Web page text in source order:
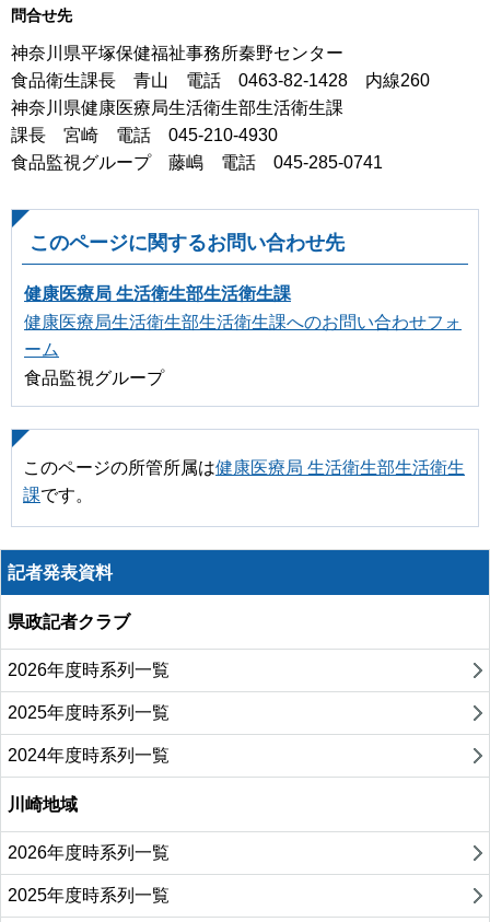
問合せ先
神奈川県平塚保健福祉事務所秦野センター
食品衛生課長 青山 電話 0463-82-1428 内線260
神奈川県健康医療局生活衛生部生活衛生課
課長 宮崎 電話 045-210-4930
食品監視グループ 藤嶋 電話 045-285-0741
このページに関するお問い合わせ先
健康医療局 生活衛生部生活衛生課
健康医療局生活衛生部生活衛生課へのお問い合わせフォ
ーム
食品監視グループ
このページの所管所属は健康医療局 生活衛生部生活衛生
課です。
記者発表資料
県政記者クラブ
2026年度時系列一覧
2025年度時系列一覧
2024年度時系列一覧
川崎地域
2026年度時系列一覧
2025年度時系列一覧